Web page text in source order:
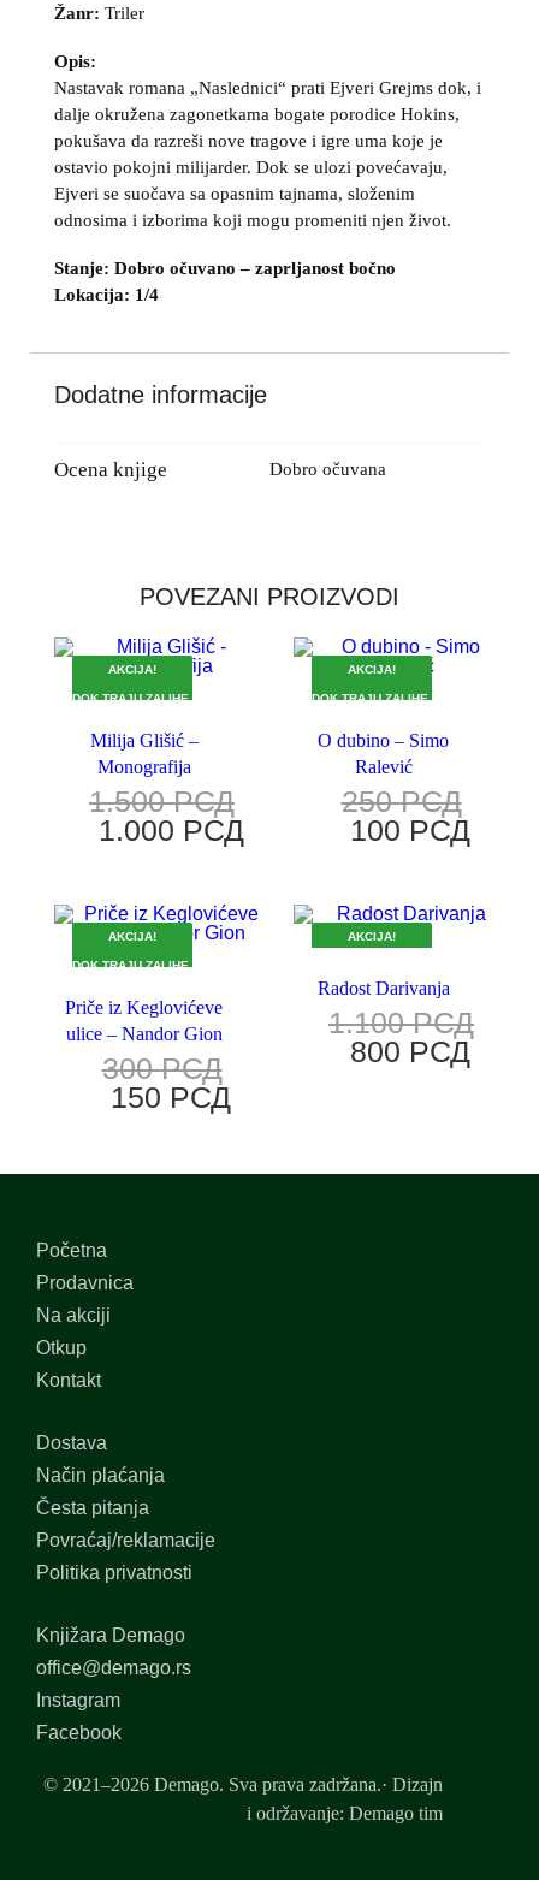
Žanr: Triler
Opis:
Nastavak romana „Naslednici“ prati Ejveri Grejms dok, i
dalje okružena zagonetkama bogate porodice Hokins,
pokušava da razreši nove tragove i igre uma koje je
ostavio pokojni milijarder. Dok se ulozi povećavaju,
Ejveri se suočava sa opasnim tajnama, složenim
odnosima i izborima koji mogu promeniti njen život.
Stanje: Dobro očuvano – zaprljanost bočno
Lokacija: 1/4
Dodatne informacije
Ocena knjige Dobro očuvana
POVEZANI PROIZVODI
AKCIJA!
DOK TRAJU ZALIHE.
Milija Glišić –
Monografija
1.500РСД
1.000 РСД
AKCIJA!
DOK TRAJU ZALIHE.
O dubino – Simo
Ralević
250РСД
100 РСД
AKCIJA!
DOK TRAJU ZALIHE.
Priče iz Keglovićeve
ulice – Nandor Gion
300РСД
150 РСД
AKCIJA!
Radost Darivanja
1.100РСД
800 РСД
Početna
Prodavnica
Na akciji
Otkup
Kontakt
Dostava
Način plaćanja
Česta pitanja
Povraćaj/reklamacije
Politika privatnosti
Knjižara Demago
office@demago.rs
Instagram
Facebook
© 2021–2026 Demago. Sva prava zadržana.· Dizajn
i održavanje: Demago tim